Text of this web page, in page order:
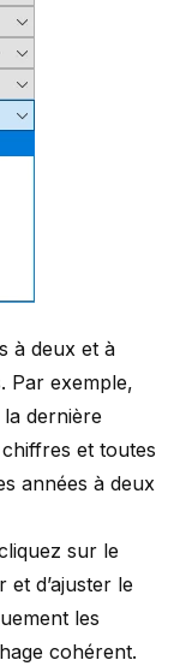
à deux et à
Par exemple,
dernière
et toutes
années à deux
sur le
d’ajuster le
les
cohérent.